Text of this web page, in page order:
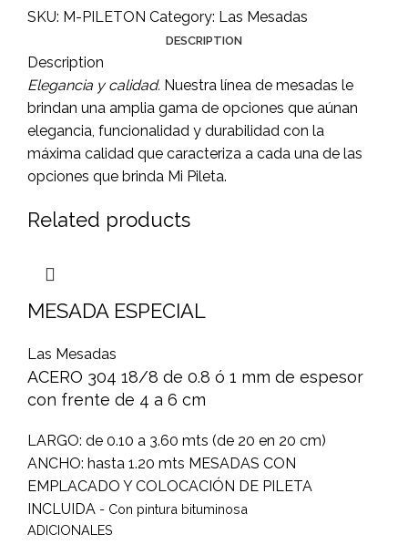
SKU: M-PILETON Category: Las Mesadas
DESCRIPTION
Description
Elegancia y calidad. Nuestra línea de mesadas le
brindan una amplia gama de opciones que aúnan
elegancia, funcionalidad y durabilidad con la
máxima calidad que caracteriza a cada una de las
opciones que brinda Mi Pileta.
Related products
MESADA ESPECIAL
Las Mesadas
ACERO 304 18/8 de 0.8 ó 1 mm de espesor
con frente de 4 a 6 cm
LARGO: de 0.10 a 3.60 mts (de 20 en 20 cm)
ANCHO: hasta 1.20 mts MESADAS CON
EMPLACADO Y COLOCACIÓN DE PILETA
INCLUIDA - Con pintura bituminosa
ADICIONALES